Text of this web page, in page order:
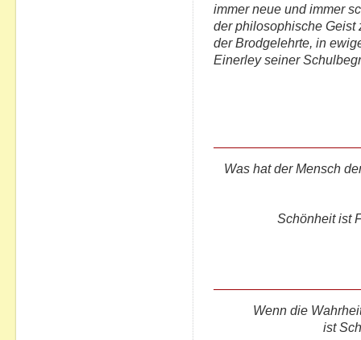
immer neue und immer
der philosophische Geist
der Brodgelehrte, in
Einerley seiner
Was hat der Mensch
Schönheit ist
Wenn die
ist